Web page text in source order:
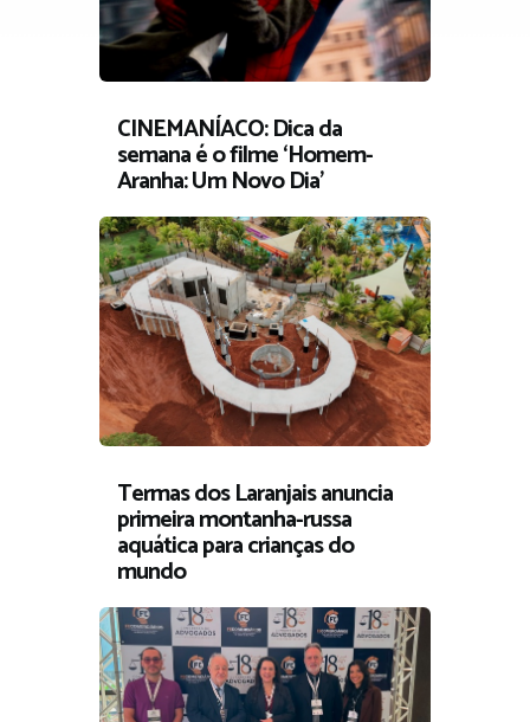
CINEMANÍACO: Dica da
semana é o filme ‘Homem-
Aranha: Um Novo Dia’
Termas dos Laranjais anuncia
primeira montanha-russa
aquática para crianças do
mundo